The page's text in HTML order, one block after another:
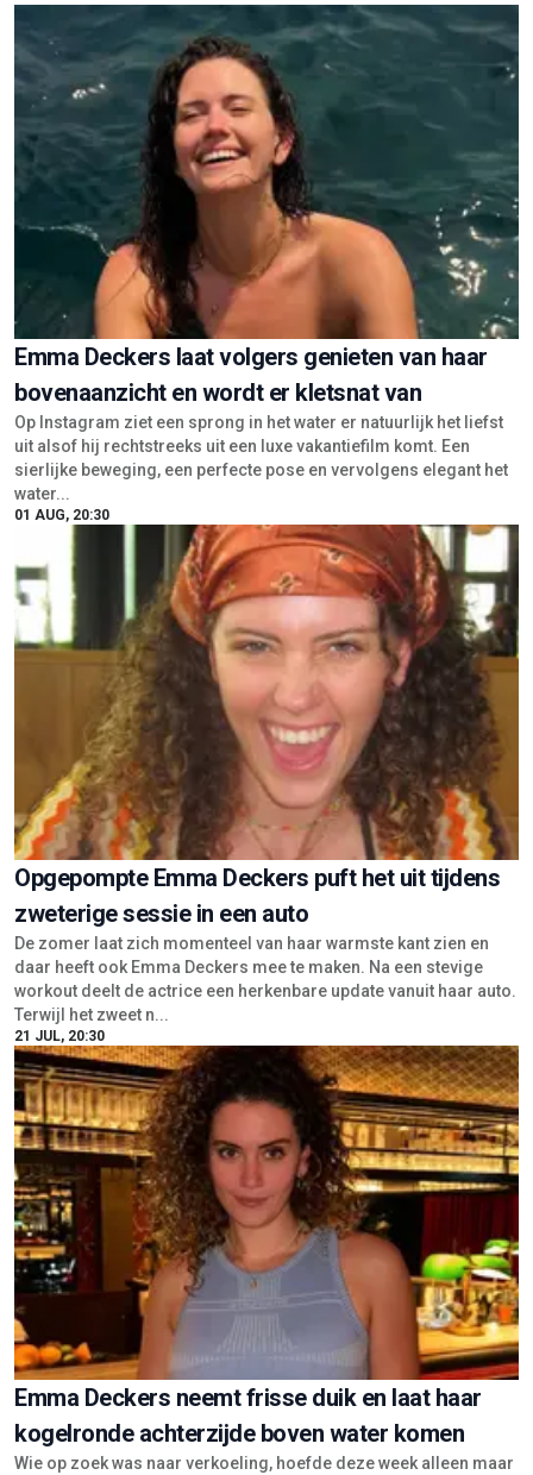
Emma Deckers laat volgers genieten van haar
bovenaanzicht en wordt er kletsnat van
Op Instagram ziet een sprong in het water er natuurlijk het liefst
uit alsof hij rechtstreeks uit een luxe vakantiefilm komt. Een
sierlijke beweging, een perfecte pose en vervolgens elegant het
water...
01 AUG, 20:30
Opgepompte Emma Deckers puft het uit tijdens
zweterige sessie in een auto
De zomer laat zich momenteel van haar warmste kant zien en
daar heeft ook Emma Deckers mee te maken. Na een stevige
workout deelt de actrice een herkenbare update vanuit haar auto.
Terwijl het zweet n...
21 JUL, 20:30
Emma Deckers neemt frisse duik en laat haar
kogelronde achterzijde boven water komen
Wie op zoek was naar verkoeling, hoefde deze week alleen maar